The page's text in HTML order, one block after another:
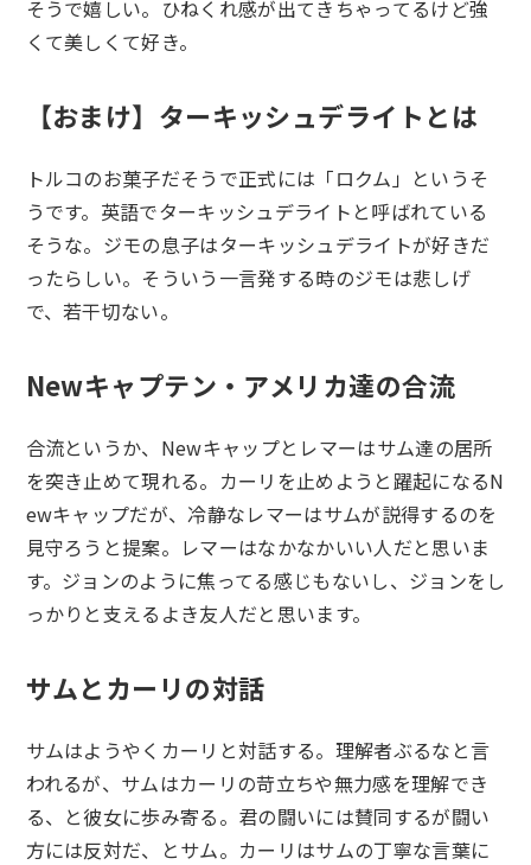
そうで嬉しい。ひねくれ感が出てきちゃってるけど強
くて美しくて好き。
【おまけ】ターキッシュデライトとは
トルコのお菓子だそうで正式には「ロクム」というそ
うです。英語でターキッシュデライトと呼ばれている
そうな。ジモの息子はターキッシュデライトが好きだ
ったらしい。そういう一言発する時のジモは悲しげ
で、若干切ない。
Newキャプテン・アメリカ達の合流
合流というか、Newキャップとレマーはサム達の居所
を突き止めて現れる。カーリを止めようと躍起になるN
ewキャップだが、冷静なレマーはサムが説得するのを
見守ろうと提案。レマーはなかなかいい人だと思いま
す。ジョンのように焦ってる感じもないし、ジョンをし
っかりと支えるよき友人だと思います。
サムとカーリの対話
サムはようやくカーリと対話する。理解者ぶるなと言
われるが、サムはカーリの苛立ちや無力感を理解でき
る、と彼女に歩み寄る。君の闘いには賛同するが闘い
方には反対だ、とサム。カーリはサムの丁寧な言葉に